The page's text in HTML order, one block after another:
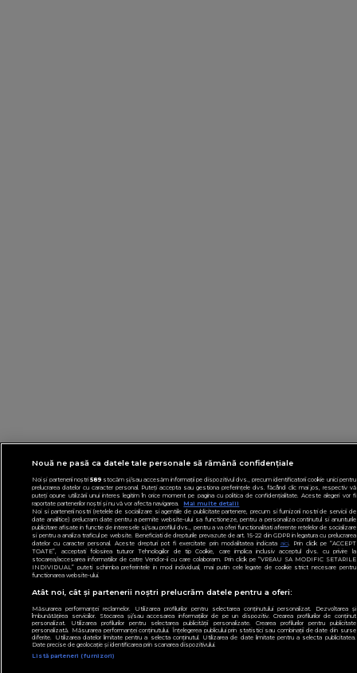
Nouă ne pasă ca datele tale personale să rămână confidențiale
Noi și partenerii noștri589stocăm și/sau accesăm informații pe dispozitivul dvs., precum identificatorii cookie unici pentru
prelucrarea datelor cu caracter personal. Puteți accepta sau gestiona preferințele dvs. făcând clic mai jos, respectiv vă
puteți opune utilizării unui interes legitim în orice moment pe pagina cu politica de confidențialitate. Aceste alegeri vor fi
raportate partenerilor noștri și nu vă vor afecta navigarea.
Mai multe detalii
Noi si partenerii nostri (retelele de socializare si agentiile de publicitate partenere, precum si furnizorii nostri de servicii de
date analitice) prelucram date pentru a permite website-ului sa functioneze, pentru a personaliza continutul si anunturile
publicitare afisate in functie de interesele si/sau profilul dvs., pentru a va oferi functionalitati aferente retelelor de socializare
si pentru a analiza traficul pe website. Beneficiati de drepturile prevazute de art. 15-22 din GDPR in legatura cu prelucrarea
datelor cu caracter personal. Aceste drepturi pot fi exercitate prin modalitatea indicata aici. Prin click pe “ACCEPT
TOATE”, acceptati folosirea tuturor Tehnologiilor de tip Cookie, care implica inclusiv acceptul dvs. cu privire la
stocarea/accesarea informatiilor de catre Vendor-ii cu care colaboram. Prin click pe “VREAU SA MODIFIC SETARILE
INDIVIDUAL” puteti schimba preferintele in mod individual, mai putin cele legate de cookie strict necesare pentru
functionarea website-ului.
Atât noi, cât și partenerii noștri prelucrăm datele pentru a oferi:
Măsurarea performanței reclamelor. Utilizarea profilurilor pentru selectarea conținutului personalizat. Dezvoltarea și
îmbunătățirea serviciilor. Stocarea și/sau accesarea informațiilor de pe un dispozitiv. Crearea profilurilor de conținut
personalizat. Utilizarea profilurilor pentru selectarea publicității personalizate. Crearea profilurilor pentru publicitate
personalizată. Măsurarea performanței conținutului. Înțelegerea publicului prin statistici sau combinații de date din surse
diferite. Utilizarea datelor limitate pentru a selecta conținutul. Utilizarea de date limitate pentru a selecta publicitatea.
Date precise de geolocație și identificarea prin scanarea dispozitivului.
Listă parteneri (furnizori)